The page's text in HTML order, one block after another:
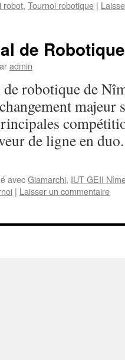
robot, Tournoi robotique |
de
admin
robotique de
majeur
de ligne en
avecGiamarchi, IUT GEII
| Laisser un commentaire